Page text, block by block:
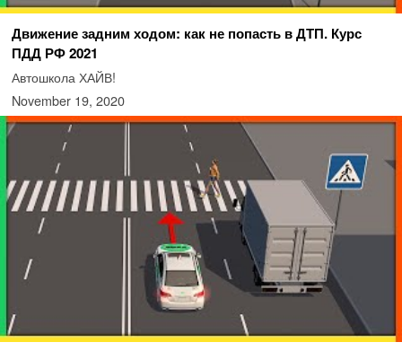
Движение задним ходом: как не попасть в ДТП. Курс
ПДД РФ 2021
Автошкола ХАЙВ!
November 19, 2020